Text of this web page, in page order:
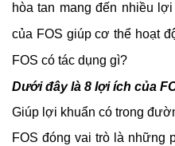
hòa tan mang đến nhiều
của FOS giúp cơ thể hoạt
FOS có tác dụng gì?
Dưới đây là 8 lợi ích của
Giúp lợi khuẩn có trong
FOS đóng vai trò là những